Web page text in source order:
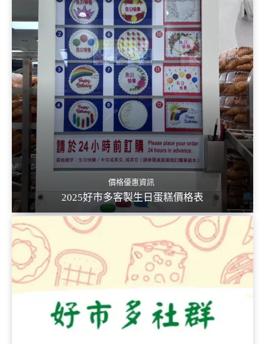
價格優惠資訊
2025好市多客製生日蛋糕價格表